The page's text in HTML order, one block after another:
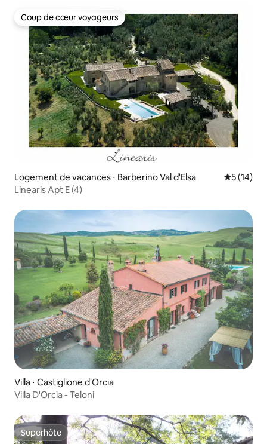
Coup de cœur voyageurs
Coup de cœur voyageurs
Logement de vacances ⋅ Barberino Val d'Elsa
5 (14)
Linearis Apt E (4)
Villa ⋅ Castiglione d'Orcia
Villa D'Orcia - Teloni
Superhôte
Superhôte